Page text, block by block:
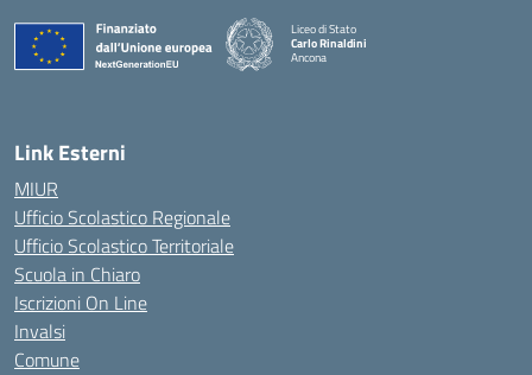
Liceo di Stato
Carlo Rinaldini
Ancona
Link Esterni
MIUR
Ufficio Scolastico Regionale
Ufficio Scolastico Territoriale
Scuola in Chiaro
Iscrizioni On Line
Invalsi
Comune